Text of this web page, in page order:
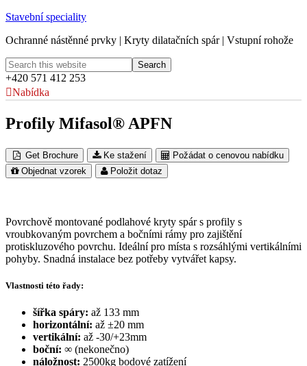
Stavební speciality
Ochranné nástěnné prvky | Kryty dilatačních spár | Vstupní rohože
+420 571 412 253
Nabídka
Profily Mifasol® APFN
Get Brochure Ke stažení
Požádat o cenovou nabídku
Objednat vzorek
Položit dotaz
Povrchově montované podlahové kryty spár s profily s
vroubkovaným povrchem a bočními rámy pro zajištění
protiskluzového povrchu. Ideální pro místa s rozsáhlými vertikálními
pohyby. Snadná instalace bez potřeby vytvářet kapsy.
Vlastnosti této řady:
šířka spáry: až 133 mm
horizontální: až ±20 mm
vertikální: až -30/+23mm
boční: ∞ (nekonečno)
náložnost: 2500kg bodové zatížení